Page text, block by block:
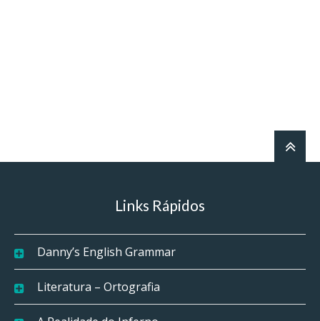
Links Rápidos
Danny’s English Grammar
Literatura – Ortografia